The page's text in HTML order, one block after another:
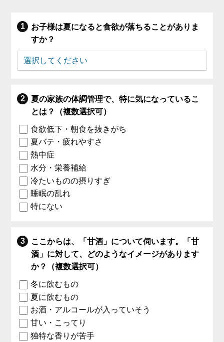
お子様は夏になると食欲が落ちることがありま
すか？
夏の家族の体調管理で、特に気になっているこ
とは？（複数選択可）
食欲低下・朝食を抜きがち
夏バテ・疲れやすさ
熱中症
水分・栄養補給
冷たいものの摂りすぎ
睡眠の乱れ
特にない
ここからは、「甘酒」について伺います。「甘
酒」に対して、どのようなイメージがあります
か？（複数選択可）
冬に飲むもの
夏に飲むもの
お酒・アルコールが入っていそう
甘い・こってり
独特な香りが苦手